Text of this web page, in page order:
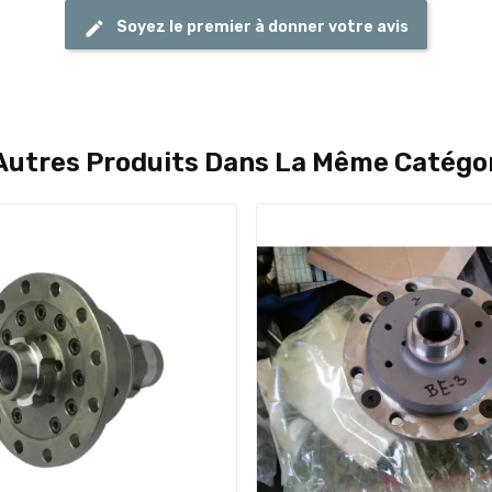
Soyez le premier à donner votre avis
Produits Dans La Même